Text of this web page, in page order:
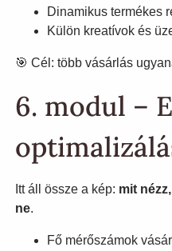
Dinamikus termékes
Külön kreatívok és
🎯 Cél: több vásárlás
6. modul –
Itt áll össze a kép: mit
ne.
Fő mérőszámok